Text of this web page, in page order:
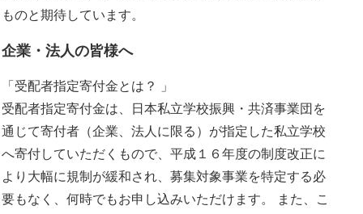
ものと期待しています。
企業・法人の皆様へ
「受配者指定寄付金とは？ 」
受配者指定寄付金は、日本私立学校振興・共済事業団を
通じて寄付者（企業、法人に限る）が指定した私立学校
へ寄付していただくもので、平成１６年度の制度改正に
より大幅に規制が緩和され、募集対象事業を特定する必
要もなく、何時でもお申し込みいただけます。 また、こ